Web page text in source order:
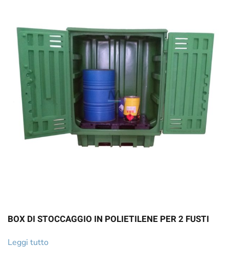
BOX DI STOCCAGGIO IN POLIETILENE PER 2 FUSTI
Leggi tutto